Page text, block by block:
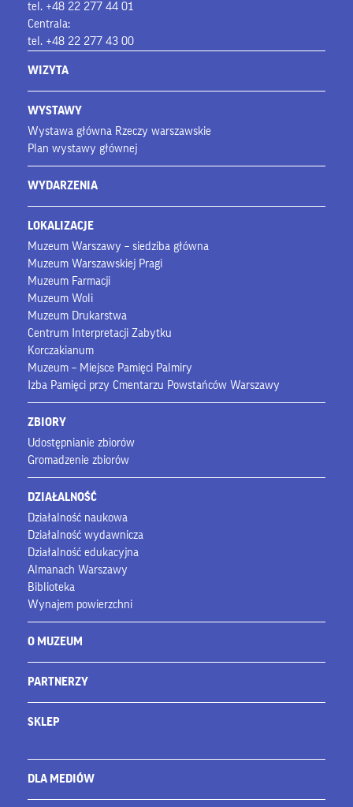
tel. +48 22 277 44 01
Centrala:
tel. +48 22 277 43 00
WIZYTA
WYSTAWY
Wystawa główna Rzeczy warszawskie
Plan wystawy głównej
WYDARZENIA
LOKALIZACJE
Muzeum Warszawy – siedziba główna
Muzeum Warszawskiej Pragi
Muzeum Farmacji
Muzeum Woli
Muzeum Drukarstwa
Centrum Interpretacji Zabytku
Korczakianum
Muzeum – Miejsce Pamięci Palmiry
Izba Pamięci przy Cmentarzu Powstańców Warszawy
ZBIORY
Udostępnianie zbiorów
Gromadzenie zbiorów
DZIAŁALNOŚĆ
Działalność naukowa
Działalność wydawnicza
Działalność edukacyjna
Almanach Warszawy
Biblioteka
Wynajem powierzchni
O MUZEUM
PARTNERZY
SKLEP
DLA MEDIÓW